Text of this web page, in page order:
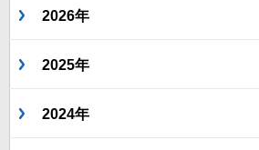
2026年
2025年
2024年